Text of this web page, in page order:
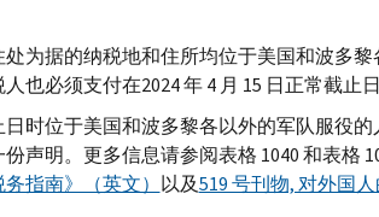
为据的纳税地和住所均位于美国和波多
也必须支付在2024 年 4 月 15 日正常截止
时位于美国和波多黎各以外的军队服役
声明。更多信息请参阅表格 1040 和表格
指南》（英文） 以及519 号刊物, 对外国